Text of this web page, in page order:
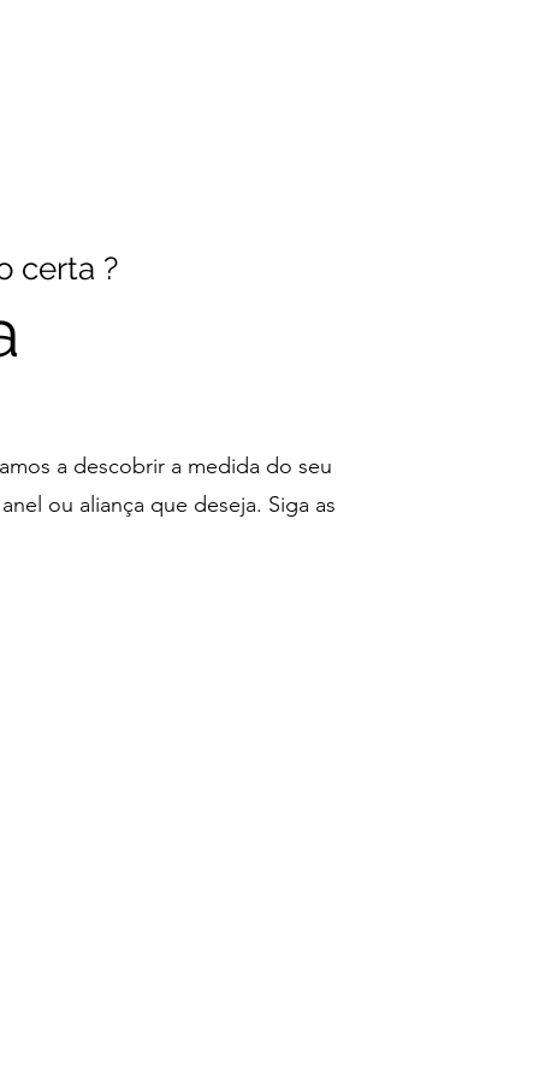
certa ?
a descobrir a medida do seu
ou aliança que deseja. Siga as